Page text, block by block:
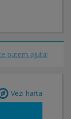
putem ajuta!
Vezi harta